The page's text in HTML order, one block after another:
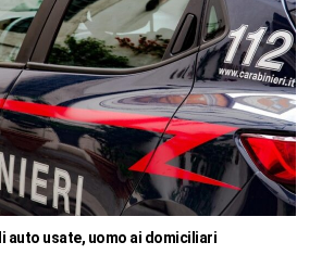
auto usate, uomo ai domiciliari